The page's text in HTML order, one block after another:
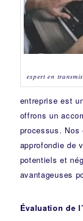
expert en
entreprise est
offrons un
processus. Nos
approfondie de
potentiels et
avantageuses
Évaluation de